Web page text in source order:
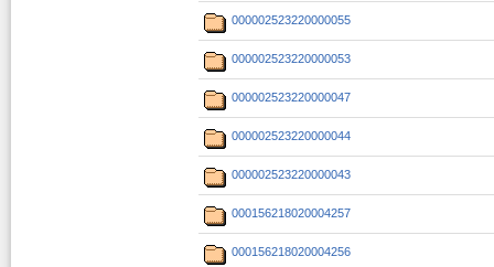
000002523220000055
000002523220000053
000002523220000047
000002523220000044
000002523220000043
000156218020004257
000156218020004256